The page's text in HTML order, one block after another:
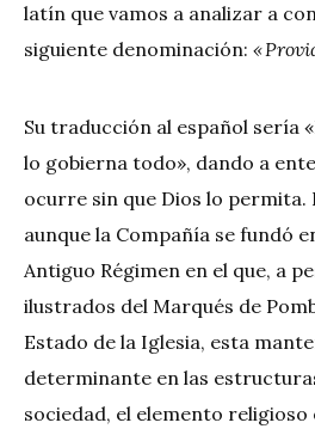
latín que vamos a analizar a
siguiente denominación: «
Su traducción al español sería
lo gobierna todo», dando a
ocurre sin que Dios lo permita.
aunque la Compañía se fundó
Antiguo Régimen en el que, a
ilustrados del Marqués de
Estado de la Iglesia, esta
determinante en las
sociedad, el elemento